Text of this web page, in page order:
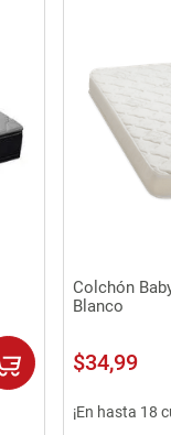
Colchón
Blanco
$34,99
¡En hasta 18